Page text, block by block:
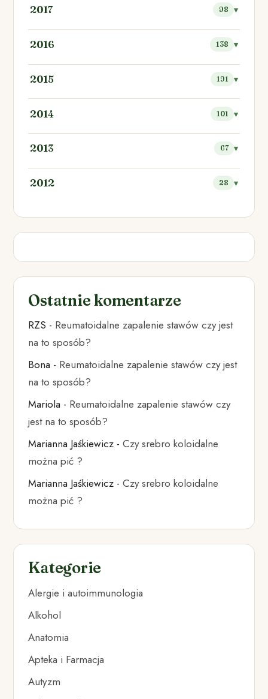
2017 98
2016 138
2015 191
2014 101
2013 67
2012 28
Ostatnie komentarze
RZS - Reumatoidalne zapalenie stawów czy jest
na to sposób?
Bona - Reumatoidalne zapalenie stawów czy jest
na to sposób?
Mariola - Reumatoidalne zapalenie stawów czy
jest na to sposób?
Marianna Jaśkiewicz -Czy srebro koloidalne
można pić ?
Marianna Jaśkiewicz -Czy srebro koloidalne
można pić ?
Kategorie
Alergie i autoimmunologia
Alkohol
Anatomia
Apteka i Farmacja
Autyzm